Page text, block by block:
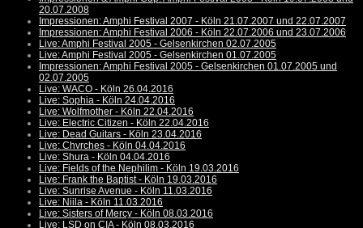
20.07.2008
Impressionen: Amphi Festival 2007 - Köln 21.07.2007 und 22.07.2007
Impressionen: Amphi Festival 2006 - Köln 22.07.2006 und 23.07.2006
Live: Amphi Festival 2005 - Gelsenkirchen 02.07.2005
Live: Amphi Festival 2005 - Gelsenkirchen 01.07.2005
Impressionen: Amphi Festival 2005 - Gelsenkirchen 01.07.2005 und
02.07.2005
Live: WACO - Köln 26.04.2016
Live: Sophia - Köln 24.04.2016
Live: Wolfmother - Köln 22.04.2016
Live: Electric Citizen - Köln 22.04.2016
Live: Dead Guitars - Köln 23.04.2016
Live: Chvrches - Köln 04.04.2016
Live: Shura - Köln 04.04.2016
Live: Fields of the Nephilim - Köln 19.03.2016
Live: Frank the Baptist - Köln 19.03.2016
Live: Sunrise Avenue - Köln 11.03.2016
Live: Niila - Köln 11.03.2016
Live: Sisters of Mercy - Köln 08.03.2016
Live: LSD on CIA - Köln 08.03.2016